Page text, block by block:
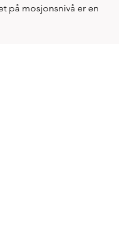
på mosjonsnivå er en